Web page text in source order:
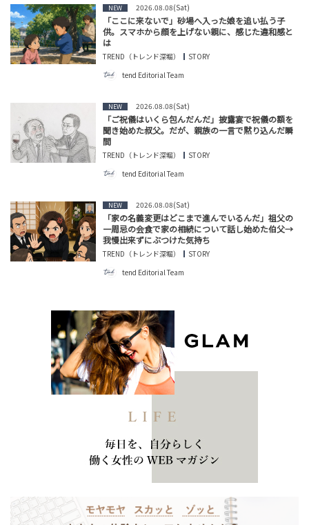
NEW 2026.08.08(Sat)
「ここに来ないで」砂場へ入った娘を追い払う子
供。スマホから顔を上げない親に、感じた違和感と
は
TREND（トレンド深堀）
STORY
tend Editorial Team
NEW 2026.08.08(Sat)
「ご祝儀はいくら包んだんだ」披露宴で祝儀の額を
聞き始めた叔父。だが、親族の一言で黙り込んだ瞬
間
TREND（トレンド深堀）
STORY
tend Editorial Team
NEW 2026.08.08(Sat)
「家の名義変更はどこまで進んでいるんだ」祖父の
一周忌の会食で家の相続について話し始めた伯父→
我慢出来ずにぶつけた気持ち
TREND（トレンド深堀）
STORY
tend Editorial Team